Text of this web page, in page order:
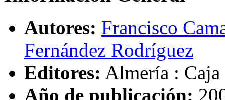
Autores: Francisco
Fernández Rodríguez
Editores: Almería :
Año de publicación: